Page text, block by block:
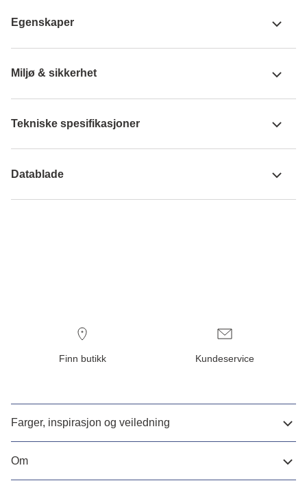
Egenskaper
Miljø & sikkerhet
Tekniske spesifikasjoner
Datablade
Finn butikk Kundeservice
Farger, inspirasjon og veiledning
Om